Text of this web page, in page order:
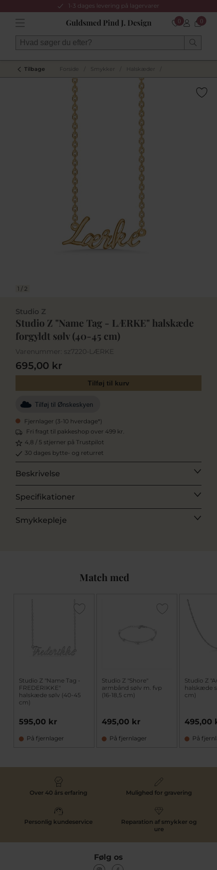
1-3 dages levering på lagervarer
0 0
Tilbage Forside Smykker Halskæder
1 / 2
Studio Z
Studio Z "Name Tag - LÆRKE" halskæde
forgyldt sølv (40-45 cm)
Varenummer: sz7220-LÆRKE
695,00 kr
Tilføj til kurv
Tilføj til Ønskeskyen
Fjernlager (3-10 hverdage*)
Fri fragt til pakkeshop over 499 kr.
4,8 / 5 stjerner på Trustpilot
30 dages bytte- og returret
Beskrivelse
Specifikationer
Smykkepleje
Match med
Studio Z "Name Tag -
FREDERIKKE"
halskæde sølv (40-45
cm)
595,00 kr
På fjernlager
Studio Z "Shore"
armbånd sølv m. fvp
(16-18,5 cm)
495,00 kr
På fjernlager
Studio Z
halskæde
cm)
495,00
På
Over 40 års erfaring Mulighed for gravering
Personlig kundeservice
Reparation af smykker og
ure
Følg os